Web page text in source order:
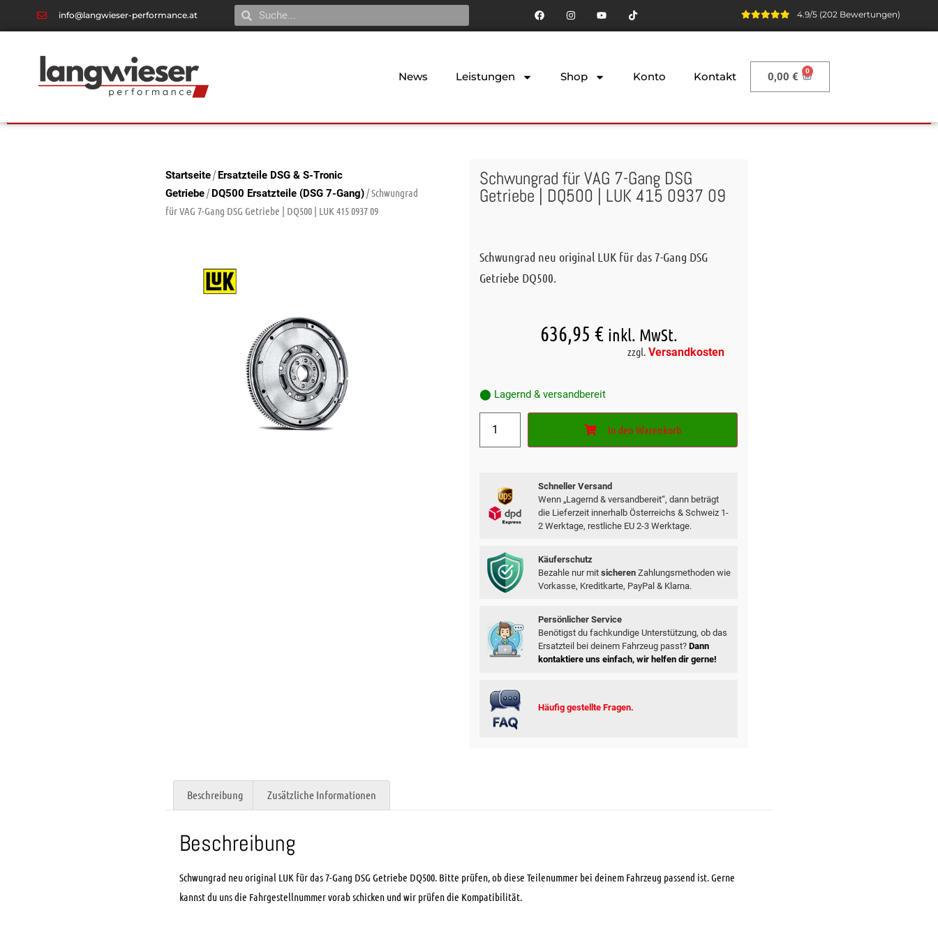
info@langwieser-performance.at 4.9/5 (202 Bewertungen)
News Leistungen Shop Konto Kontakt 0,00€
Startseite/Ersatzteile DSG & S-Tronic
Getriebe/DQ500 Ersatzteile (DSG 7-Gang)/ Schwungrad
für VAG 7-Gang DSG Getriebe | DQ500 | LUK 415 0937 09
Schwungrad für VAG 7-Gang DSG
Getriebe | DQ500 | LUK 415 0937 09
Schwungrad neu original LUK für das 7-Gang DSG
Getriebe DQ500.
636,95 € inkl. MwSt.
zzgl. Versandkosten
⬤ Lagernd & versandbereit
In den Warenkorb
Schneller Versand
Wenn „Lagernd & versandbereit“, dann beträgt
die Lieferzeit innerhalb Österreichs & Schweiz 1-
2 Werktage, restliche EU 2-3 Werktage.
Käuferschutz
Bezahle nur mit sicheren Zahlungsmethoden wie
Vorkasse, Kreditkarte, PayPal & Klarna.
Persönlicher Service
Benötigst du fachkundige Unterstützung, ob das
Ersatzteil bei deinem Fahrzeug passt? Dann
kontaktiere uns einfach, wir helfen dir gerne!
Häufig gestellte Fragen.
Beschreibung Zusätzliche Informationen
Beschreibung
Schwungrad neu original LUK für das 7-Gang DSG Getriebe DQ500. Bitte prüfen, ob diese Teilenummer bei deinem Fahrzeug passend ist. Gerne
kannst du uns die Fahrgestellnummer vorab schicken und wir prüfen die Kompatibilität.